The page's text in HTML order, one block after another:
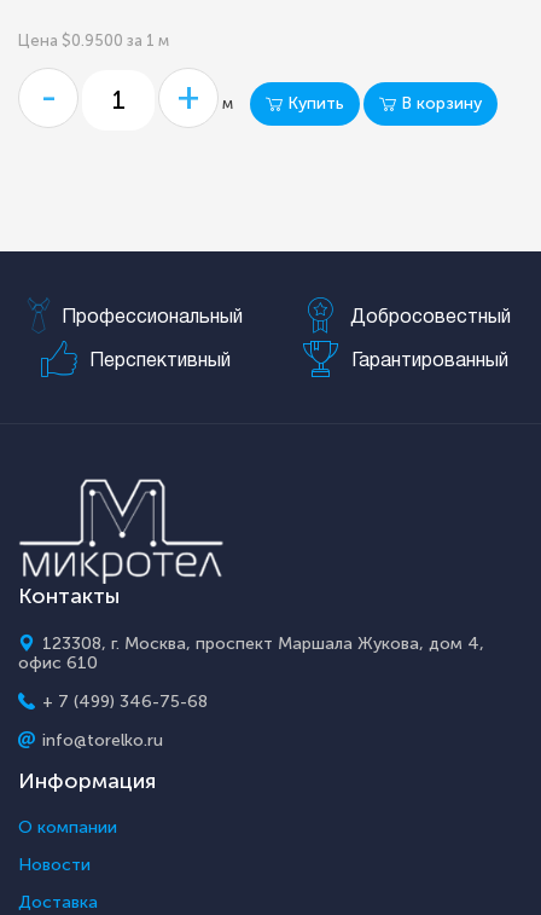
Цена $0.9500 за 1 м
- + м Купить В корзину
Профессиональный Добросовестный
Перспективный Гарантированный
Контакты
123308, г. Москва, проспект Маршала Жукова, дом 4,
офис 610
+ 7 (499) 346-75-68
info@torelko.ru
Информация
О компании
Новости
Доставка